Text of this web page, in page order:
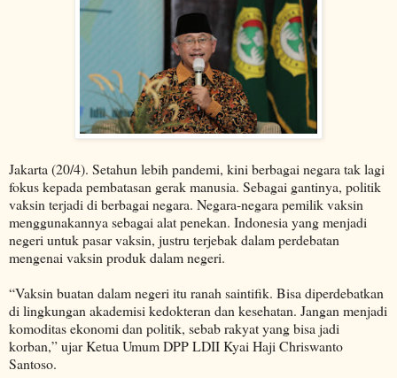
Jakarta (20/4). Setahun lebih pandemi, kini berbagai negara tak lagi
fokus kepada pembatasan gerak manusia. Sebagai gantinya, politik
vaksin terjadi di berbagai negara. Negara-negara pemilik vaksin
menggunakannya sebagai alat penekan. Indonesia yang menjadi
negeri untuk pasar vaksin, justru terjebak dalam perdebatan
mengenai vaksin produk dalam negeri.
“Vaksin buatan dalam negeri itu ranah saintifik. Bisa diperdebatkan
di lingkungan akademisi kedokteran dan kesehatan. Jangan menjadi
komoditas ekonomi dan politik, sebab rakyat yang bisa jadi
korban,” ujar Ketua Umum DPP LDII Kyai Haji Chriswanto
Santoso.